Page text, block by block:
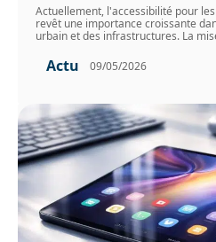
Actuellement, l'accessibilité pour
revêt une importance croissante
urbain et des infrastructures. La
Actu 09/05/2026